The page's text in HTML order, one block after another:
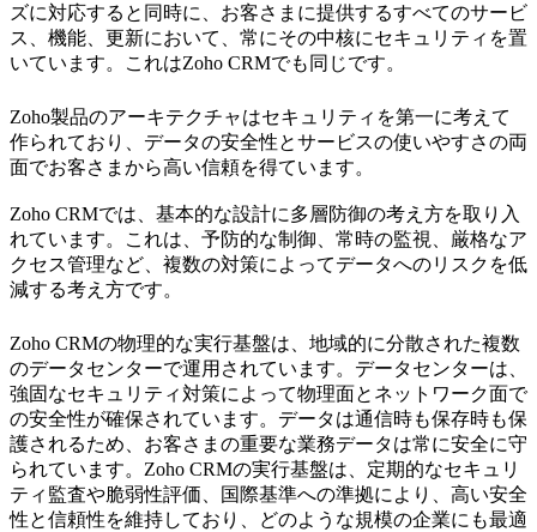
ズに対応すると同時に、お客さまに提供するすべてのサービ
ス、機能、更新において、常にその中核にセキュリティを置
いています。これはZoho CRMでも同じです。
Zoho製品のアーキテクチャはセキュリティを第一に考えて
作られており、データの安全性とサービスの使いやすさの両
面でお客さまから高い信頼を得ています。
Zoho CRMでは、基本的な設計に多層防御の考え方を取り入
れています。これは、予防的な制御、常時の監視、厳格なア
クセス管理など、複数の対策によってデータへのリスクを低
減する考え方です。
Zoho CRMの物理的な実行基盤は、地域的に分散された複数
のデータセンターで運用されています。データセンターは、
強固なセキュリティ対策によって物理面とネットワーク面で
の安全性が確保されています。データは通信時も保存時も保
護されるため、お客さまの重要な業務データは常に安全に守
られています。Zoho CRMの実行基盤は、定期的なセキュリ
ティ監査や脆弱性評価、国際基準への準拠により、高い安全
性と信頼性を維持しており、どのような規模の企業にも最適